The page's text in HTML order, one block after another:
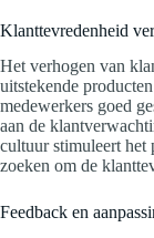
Klanttevredenheid
Het verhogen van
uitstekende
medewerkers goed
aan de
cultuur stimuleert het
zoeken om de
Feedback en